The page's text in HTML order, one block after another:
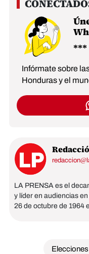
Infórmate sobre
Honduras y el
LA PRENSA es el
y líder en audiencias
26 de octubre de 1964